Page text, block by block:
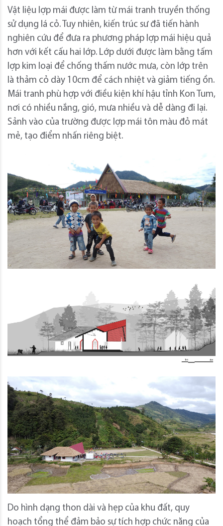
Vật liệu lợp mái được làm từ mái tranh truyền thống
sử dụng lá cỏ. Tuy nhiên, kiến ​​trúc sư đã tiến hành
nghiên cứu để đưa ra phương pháp lợp mái hiệu quả
hơn với kết cấu hai lớp. Lớp dưới được làm bằng tấm
lợp kim loại để chống thấm nước mưa, còn lớp trên
là thảm cỏ dày 10cm để cách nhiệt và giảm tiếng ồn.
Mái tranh phù hợp với điều kiện khí hậu tỉnh Kon Tum,
nơi có nhiều nắng, gió, mưa nhiều và dễ dàng đi lại.
Sảnh vào của trường được lợp mái tôn màu đỏ mát
mẻ, tạo điểm nhấn riêng biệt.
Do hình dạng thon dài và hẹp của khu đất, quy
hoạch tổng thể đảm bảo sự tích hợp chức năng của